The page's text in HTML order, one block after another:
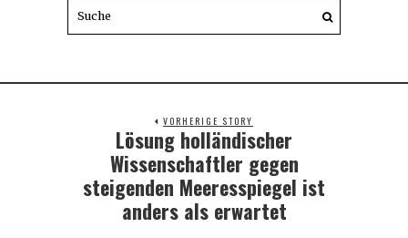
VORHERIGE STORY
Previous
post:
Lösung holländischer
Wissenschaftler gegen
steigenden Meeresspiegel ist
anders als erwartet